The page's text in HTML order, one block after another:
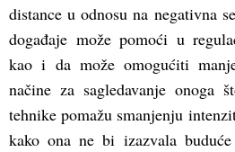
distance u odnosu na negativna
događaje može pomoći u
kao i da može omogućiti
načine za sagledavanje onoga
tehnike pomažu smanjenju
kako ona ne bi izazvala